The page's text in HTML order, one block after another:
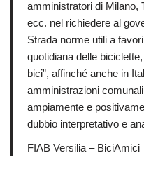
amministratori di Milano,
ecc. nel richiedere al
Strada norme utili a
quotidiana delle
bici”, affinché anche in
amministrazioni
ampiamente e
dubbio interpretativo e
FIAB Versilia – BiciAmici